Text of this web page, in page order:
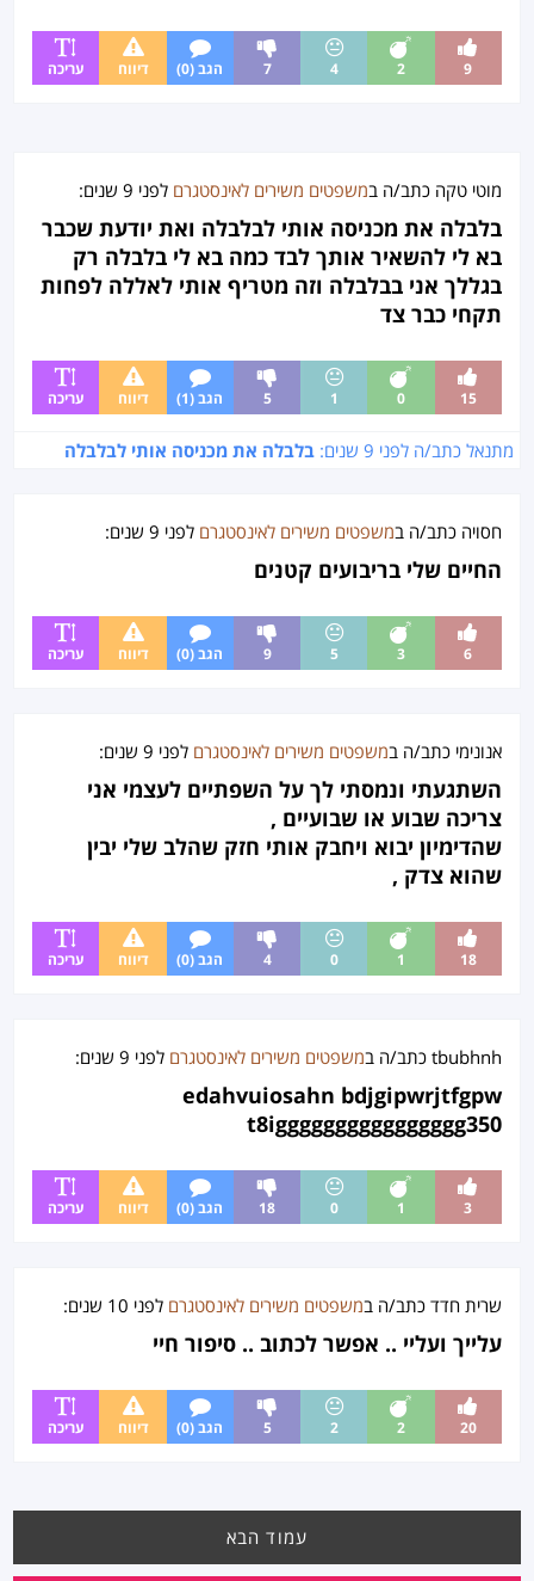
9
2
4
7 הגב (0) דיווח עריכה
מוטי טקה כתב/ה במשפטים משירים לאינסטגרם לפני 9 שנים :
בלבלה את מכניסה אותי לבלבלה ואת יודעת שכבר
בא לי להשאיר אותך לבד כמה בא לי בלבלה רק
בגללך אני בבלבלה וזה מטריף אותי לאללה לפחות
תקחי כבר צד
15
0
1
5 הגב (1) דיווח עריכה
מתנאל כתב/ה לפני 9 שנים :בלבלה את מכניסה אותי לבלבלה
חסויה כתב/ה במשפטים משירים לאינסטגרם לפני 9 שנים :
החיים שלי בריבועים קטנים
6
3
5
9 הגב (0) דיווח עריכה
אנונימי כתב/ה במשפטים משירים לאינסטגרם לפני 9 שנים :
השתגעתי ונמסתי לך על השפתיים לעצמי אני
צריכה שבוע או שבועיים ,
שהדימיון יבוא ויחבק אותי חזק שהלב שלי יבין
שהוא צדק ,
18
1
0
4 הגב (0) דיווח עריכה
tbubhnh כתב/ה במשפטים משירים לאינסטגרם לפני 9 שנים :
edahvuiosahn bdjgipwrjtfgpw
t8igggggggggggggggg350
3
1
0
18 הגב (0) דיווח עריכה
שרית חדד כתב/ה במשפטים משירים לאינסטגרם לפני 10 שנים :
עלייך ועליי .. אפשר לכתוב .. סיפור חיי
20
2
2
5 הגב (0) דיווח עריכה
עמוד הבא